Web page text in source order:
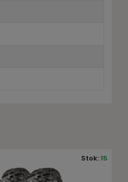
Stokta yok